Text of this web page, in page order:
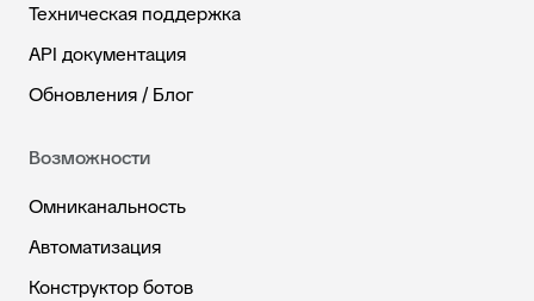
Техническая поддержка
API документация
Обновления / Блог
Возможности
Омниканальность
Автоматизация
Конструктор ботов